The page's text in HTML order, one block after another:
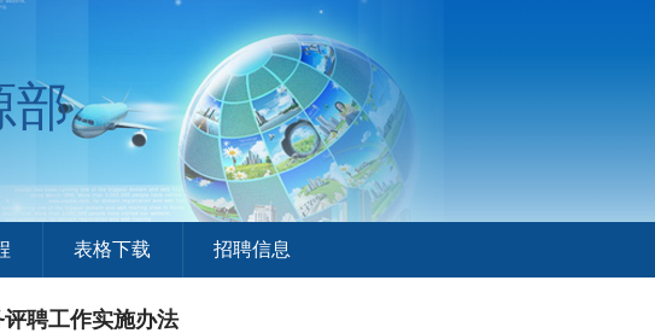
部
表格下载 招聘信息
聘工作实施办法